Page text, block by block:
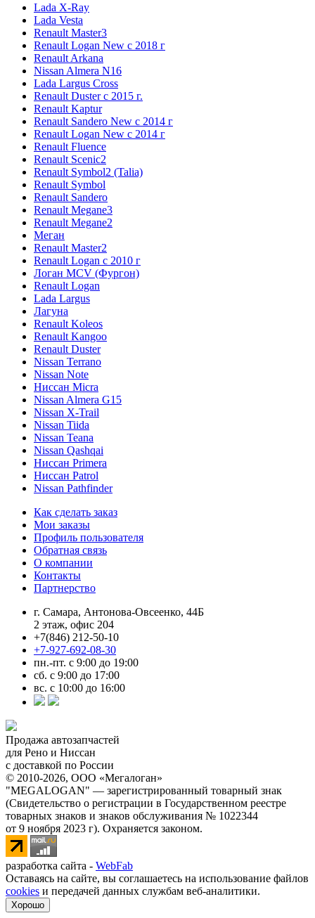
Lada X-Ray
Lada Vesta
Renault Master3
Renault Logan New с 2018 г
Renault Arkana
Nissan Almera N16
Lada Largus Cross
Renault Duster с 2015 г.
Renault Kaptur
Renault Sandero New с 2014 г
Renault Logan New с 2014 г
Renault Fluence
Renault Scenic2
Renault Symbol2 (Talia)
Renault Symbol
Renault Sandero
Renault Megane3
Renault Megane2
Меган
Renault Master2
Renault Logan c 2010 г
Логан МСV (Фургон)
Renault Logan
Lada Largus
Лагуна
Renault Koleos
Renault Kangoo
Renault Duster
Nissan Terrano
Nissan Note
Ниссан Micra
Nissan Almera G15
Nissan X-Trail
Nissan Tiida
Nissan Teana
Nissan Qashqai
Ниссан Primera
Ниссан Patrol
Nissan Pathfinder
Как сделать заказ
Мои заказы
Профиль пользователя
Обратная связь
О компании
Контакты
Партнерство
г. Самара, Антонова-Овсеенко, 44Б
2 этаж, офис 204
+7(846) 212-50-10
+7-927-692-08-30
пн.-пт. с 9:00 до 19:00
сб. с 9:00 до 17:00
вс. с 10:00 до 16:00
Продажа автозапчастей
для Рено и Ниссан
с доставкой по России
© 2010-2026, ООО «Мегалоган»
"MEGALOGAN" — зарегистрированный товарный знак
(Свидетельство о регистрации в Государственном реестре
товарных знаков и знаков обслуживания № 1022344
от 9 ноября 2023 г). Охраняется законом.
разработка сайта - WebFab
Оставаясь на сайте, вы соглашаетесь на использование файлов
cookies и передачей данных службам веб-аналитики.
Хорошо